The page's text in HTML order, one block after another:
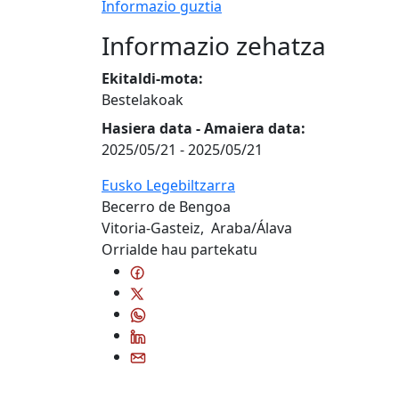
Informazio guztia
Informazio zehatza
Ekitaldi-mota:
Bestelakoak
Hasiera data - Amaiera data:
2025/05/21 -2025/05/21
Eusko Legebiltzarra
Becerro de Bengoa
Vitoria-Gasteiz, Araba/Álava
Orrialde hau partekatu